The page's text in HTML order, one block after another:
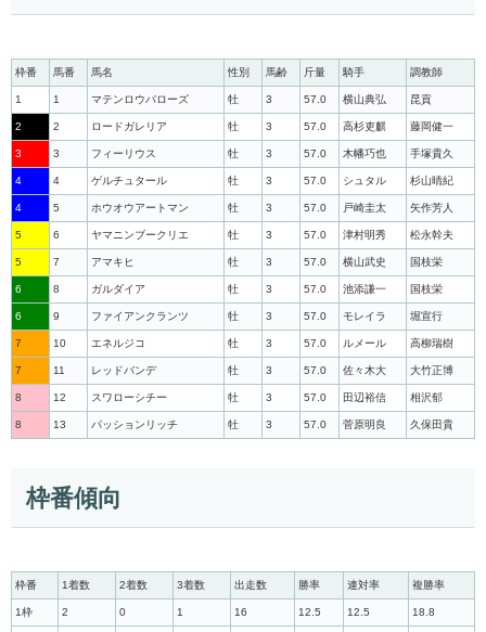
枠番 馬番 馬名 性別 馬齢 斤量 騎手 調教師
1 1 マテンロウバローズ 牡 3 57.0 横山典弘 昆貢
2 2 ロードガレリア 牡 3 57.0 高杉吏麒 藤岡健一
3 3 フィーリウス 牡 3 57.0 木幡巧也 手塚貴久
4 4 ゲルチュタール 牡 3 57.0 シュタル 杉山晴紀
4 5 ホウオウアートマン 牡 3 57.0 戸崎圭太 矢作芳人
5 6 ヤマニンブークリエ 牡 3 57.0 津村明秀 松永幹夫
5 7 アマキヒ 牡 3 57.0 横山武史 国枝栄
6 8 ガルダイア 牡 3 57.0 池添謙一 国枝栄
6 9 ファイアンクランツ 牡 3 57.0 モレイラ 堀宣行
7 10 エネルジコ 牡 3 57.0 ルメール 高柳瑞樹
7 11 レッドバンデ 牡 3 57.0 佐々木大 大竹正博
8 12 スワローシチー 牡 3 57.0 田辺裕信 相沢郁
8 13 パッションリッチ 牡 3 57.0 菅原明良 久保田貴
枠番傾向
枠番 1着数 2着数 3着数 出走数 勝率 連対率 複勝率
1枠 2 0 1 16 12.5 12.5 18.8